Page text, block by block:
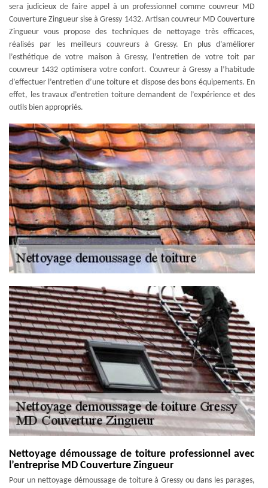
sera judicieux de faire appel à un professionnel comme couvreur MD
Couverture Zingueur sise à Gressy 1432. Artisan couvreur MD Couverture
Zingueur vous propose des techniques de nettoyage très efficaces,
réalisés par les meilleurs couvreurs à Gressy. En plus d’améliorer
l’esthétique de votre maison à Gressy, l’entretien de votre toit par
couvreur 1432 optimisera votre confort. Couvreur à Gressy a l’habitude
d’effectuer l’entretien d’une toiture et dispose des bons équipements. En
effet, les travaux d’entretien toiture demandent de l’expérience et des
outils bien appropriés.
Nettoyage démoussage de toiture professionnel avec
l’entreprise MD Couverture Zingueur
Pour un nettoyage démoussage de toiture à Gressy ou dans les parages,